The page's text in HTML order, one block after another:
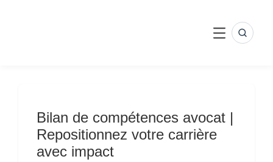
MENU
Bilan de compétences avocat |
Repositionnez votre carrière
avec impact